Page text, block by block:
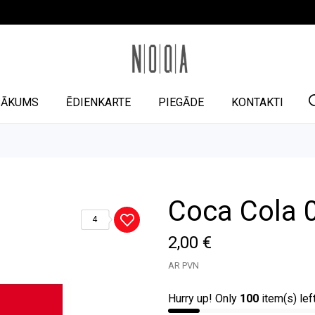
ĒDIENKARTE PIEGĀDE KONTAKTI
4 Coca Cola
2,00 €
AR PVN
Hurry up! Only 100 item(s)